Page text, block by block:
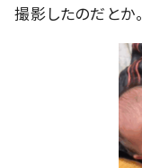
撮影したのだとか。